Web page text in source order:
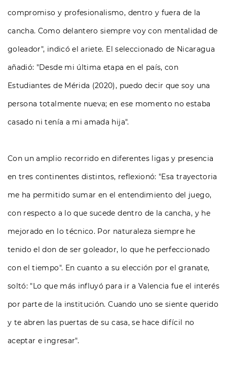
compromiso y profesionalismo, dentro y fuera de la
cancha. Como delantero siempre voy con mentalidad de
goleador", indicó el ariete. El seleccionado de Nicaragua
añadió: "Desde mi última etapa en el país, con
Estudiantes de Mérida (2020), puedo decir que soy una
persona totalmente nueva; en ese momento no estaba
casado ni tenía a mi amada hija".
Con un amplio recorrido en diferentes ligas y presencia
en tres continentes distintos, reflexionó: "Esa trayectoria
me ha permitido sumar en el entendimiento del juego,
con respecto a lo que sucede dentro de la cancha, y he
mejorado en lo técnico. Por naturaleza siempre he
tenido el don de ser goleador, lo que he perfeccionado
con el tiempo". En cuanto a su elección por el granate,
soltó: "Lo que más influyó para ir a Valencia fue el interés
por parte de la institución. Cuando uno se siente querido
y te abren las puertas de su casa, se hace difícil no
aceptar e ingresar".